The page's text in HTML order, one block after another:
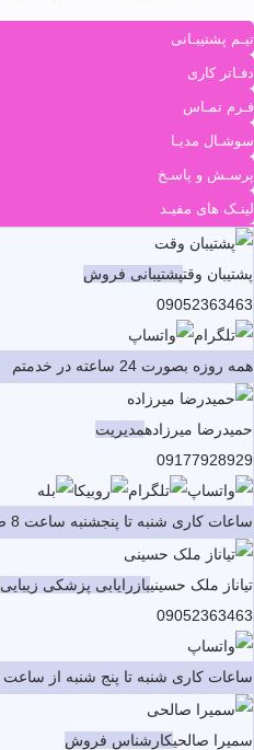
تیـم پشتیبـانی
دفـاتر کاری
فـرم تمـاس
سوشـال مدیـا
پرسـش و پاسـخ
لینـک های مفیـد
پشتیبان وقتپشتیبانی فروش
09052363463
همه روزه بصورت 24 ساعته در خدمتم
حمیدرضا میرزادهمدیریت
09177928929
ساعات کاری شنبه تا پنجشنبه ساعت 8 صبح لغایت 21 عصر
تیاناز ملک حسینیبازرایابی پزشکی زیبایی
09052363463
ساعات کاری شنبه تا پنج شنبه از ساعت 8 الی 17
سمیرا صالحیکارشناس فروش